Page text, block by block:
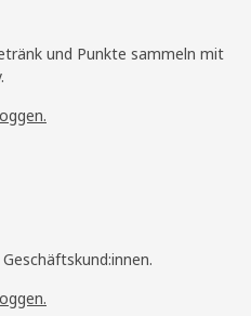
und Punkte sammeln mit